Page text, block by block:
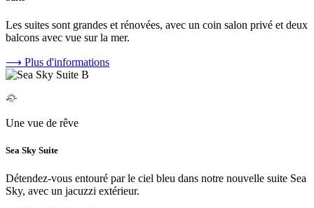
Les suites sont grandes et rénovées, avec un coin salon privé et deux
balcons avec vue sur la mer.
⟶ Plus d'informations
Une vue de rêve
Sea Sky Suite
Détendez-vous entouré par le ciel bleu dans notre nouvelle suite Sea
Sky, avec un jacuzzi extérieur.